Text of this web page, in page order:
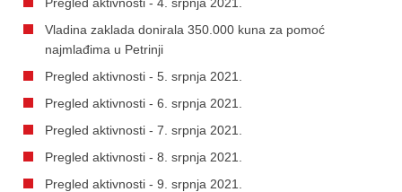
Vladina zaklada donirala 350.000 kuna za pomoć
najmlađima u Petrinji
Pregled aktivnosti - 5. srpnja 2021.
Pregled aktivnosti - 6. srpnja 2021.
Pregled aktivnosti - 7. srpnja 2021.
Pregled aktivnosti - 8. srpnja 2021.
Pregled aktivnosti - 9. srpnja 2021.